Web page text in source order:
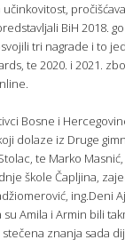
BiH 2018.
tri nagrade i to
te 2020. i 2021.
Bosne i
dolaze iz Druge
te Marko Masnić,
škole Čapljina,
ing.Deni
su Amila i Armin bili
stečena znanja sada